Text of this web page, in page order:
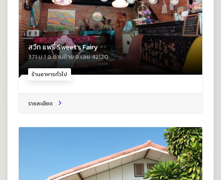
ร้านอาหารทั่วไป
สวีท แฟรี่ Sweet’s Fairy
371 ม.1 อ.ด่านซ้าย จ.เลย 42120
รายละเอียด